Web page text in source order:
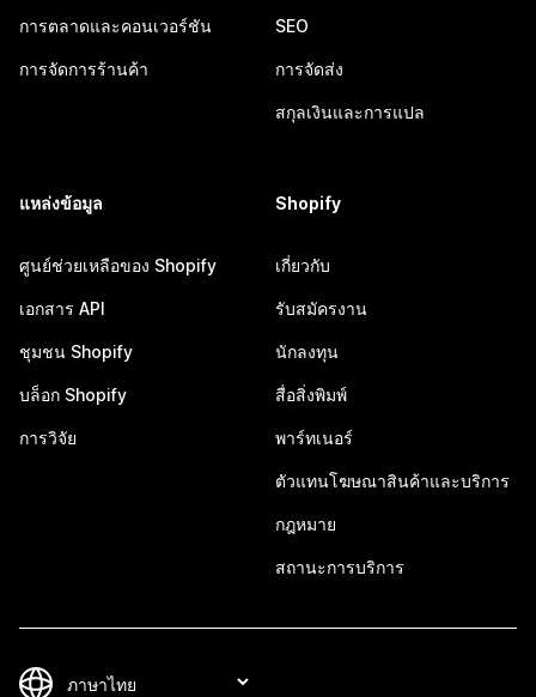
การตลาดและคอนเวอร์ชัน
การจัดการร้านค้า
SEO
การจัดส่ง
สกุลเงินและการแปล
แหล่งข้อมูล
ศูนย์ช่วยเหลือของ Shopify
เอกสาร API
ชุมชน Shopify
บล็อก Shopify
การวิจัย
Shopify
เกี่ยวกับ
รับสมัครงาน
นักลงทุน
สื่อสิ่งพิมพ์
พาร์ทเนอร์
ตัวแทนโฆษณาสินค้าและบริการ
กฎหมาย
สถานะการบริการ